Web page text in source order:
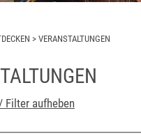
> VERANSTALTUNGEN
Filter aufheben